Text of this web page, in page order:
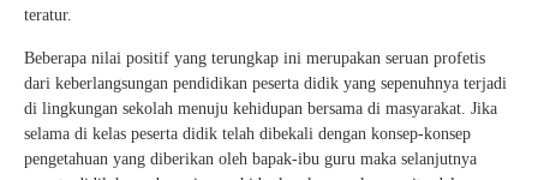
teratur.
Beberapa nilai positif yang terungkap ini merupakan seruan profetis
dari keberlangsungan pendidikan peserta didik yang sepenuhnya terjadi
di lingkungan sekolah menuju kehidupan bersama di masyarakat. Jika
selama di kelas peserta didik telah dibekali dengan konsep-konsep
pengetahuan yang diberikan oleh bapak-ibu guru maka selanjutnya